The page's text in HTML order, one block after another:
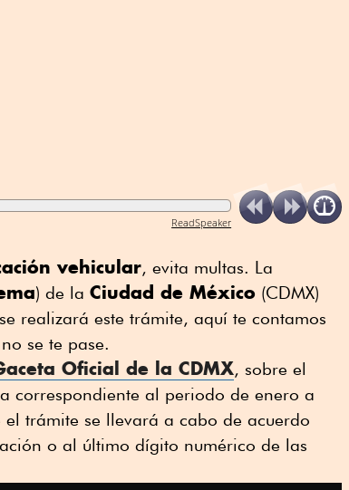
ReadSpeaker
vehicular, evita multas. La
) de la Ciudad de México (CDMX)
realizará este trámite, aquí te contamos
se te pase.
Oficial de la CDMX, sobre el
correspondiente al periodo de enero a
trámite se llevará a cabo de acuerdo
o al último dígito numérico de las